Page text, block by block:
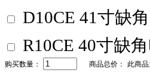
D10CE 41寸缺
R10CE 40寸缺
购买数量： 商品总价： 此商